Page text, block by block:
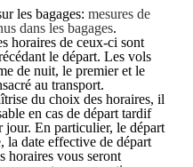
les bagages: mesures de
dans les bagages.
horaires de ceux-ci sont
le départ. Les vols
de nuit, le premier et le
au transport.
du choix des horaires, il
en cas de départ tardif
jour. En particulier, le départ
la date effective de départ
horaires vous seront